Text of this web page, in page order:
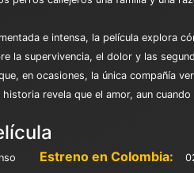
e intensa, la película explora
la supervivencia, el dolor y las
en ocasiones, la única compañía
revela que el amor, aun
Estreno en Colombia: